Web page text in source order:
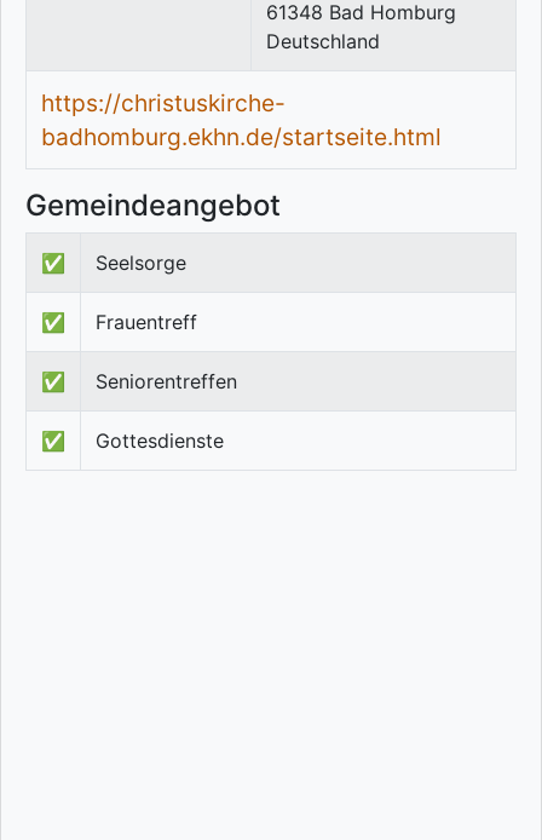
61348 Bad Homburg
Deutschland
https://christuskirche-
badhomburg.ekhn.de/startseite.html
Gemeindeangebot
✅ Seelsorge
✅ Frauentreff
✅ Seniorentreffen
✅ Gottesdienste